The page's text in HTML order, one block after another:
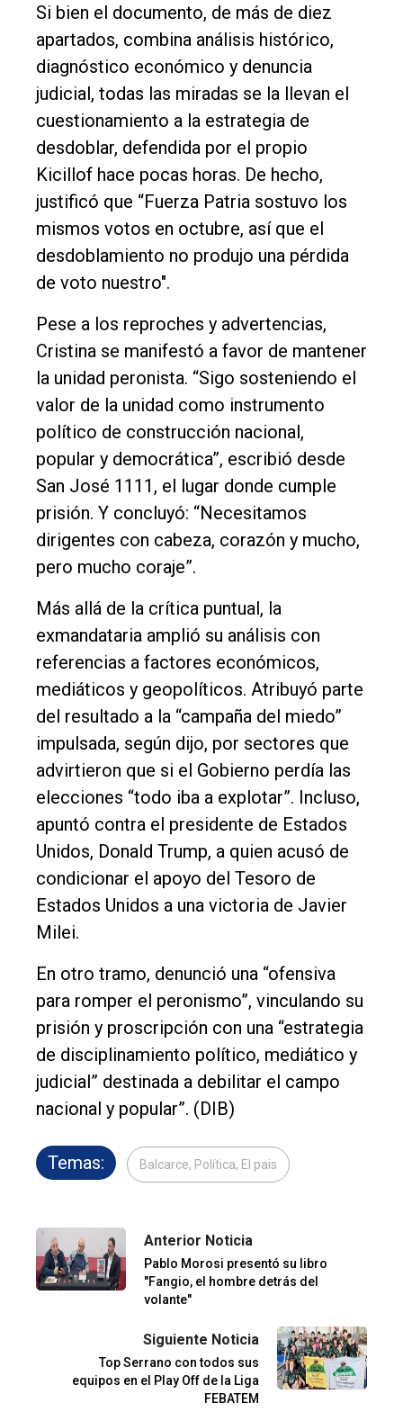
Si bien el documento, de más de diez
apartados, combina análisis histórico,
diagnóstico económico y denuncia
judicial, todas las miradas se la llevan el
cuestionamiento a la estrategia de
desdoblar, defendida por el propio
Kicillof hace pocas horas. De hecho,
justificó que “Fuerza Patria sostuvo los
mismos votos en octubre, así que el
desdoblamiento no produjo una pérdida
de voto nuestro".
Pese a los reproches y advertencias,
Cristina se manifestó a favor de mantener
la unidad peronista. “Sigo sosteniendo el
valor de la unidad como instrumento
político de construcción nacional,
popular y democrática”, escribió desde
San José 1111, el lugar donde cumple
prisión. Y concluyó: “Necesitamos
dirigentes con cabeza, corazón y mucho,
pero mucho coraje”.
Más allá de la crítica puntual, la
exmandataria amplió su análisis con
referencias a factores económicos,
mediáticos y geopolíticos. Atribuyó parte
del resultado a la “campaña del miedo”
impulsada, según dijo, por sectores que
advirtieron que si el Gobierno perdía las
elecciones “todo iba a explotar”. Incluso,
apuntó contra el presidente de Estados
Unidos, Donald Trump, a quien acusó de
condicionar el apoyo del Tesoro de
Estados Unidos a una victoria de Javier
Milei.
En otro tramo, denunció una “ofensiva
para romper el peronismo”, vinculando su
prisión y proscripción con una “estrategia
de disciplinamiento político, mediático y
judicial” destinada a debilitar el campo
nacional y popular”. (DIB)
Temas: Balcarce, Política, El pais
Anterior Noticia
Pablo Morosi presentó su libro
"Fangio, el hombre detrás del
volante"
Siguiente Noticia
Top Serrano con todos sus
equipos en el Play Off de la Liga
FEBATEM